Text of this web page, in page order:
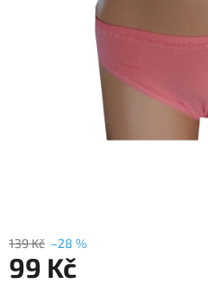
139 Kč –28 %
99 Kč